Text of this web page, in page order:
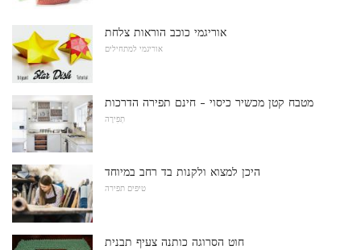
אוריגמי כוכב הוראות צלחת
אוריגמי למתחילים
מטבח קטן מכשיר כיסוי - חינם תפירה הדרכות
תְפִירָה
היכן למצוא ולקנות בד רחב במיוחד
טיפים תפירה
חוט הסרוגה כותנה צעיף תבנית